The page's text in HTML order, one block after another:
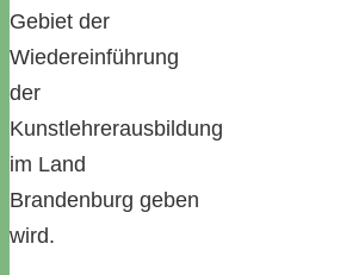
Gebiet der
Wiedereinführung
der
Kunstlehrerausbildung
im Land
Brandenburg geben
wird.